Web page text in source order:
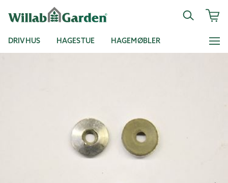
DRIVHUS HAGESTUE HAGEMØBLER